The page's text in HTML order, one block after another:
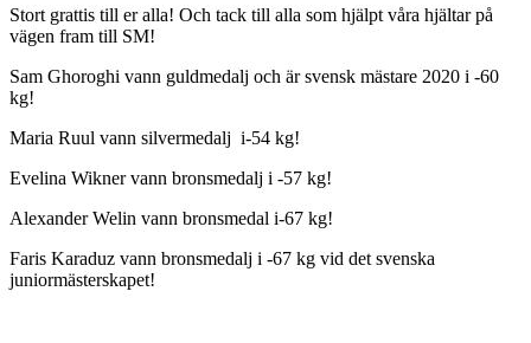
Stort grattis till er alla! Och tack till alla som hjälpt våra hjältar på
vägen fram till SM!
Sam Ghoroghi vann guldmedalj och är svensk mästare 2020 i -60
kg!
Maria Ruul vann silvermedalj i-54 kg!
Evelina Wikner vann bronsmedalj i -57 kg!
Alexander Welin vann bronsmedal i-67 kg!
Faris Karaduz vann bronsmedalj i -67 kg vid det svenska
juniormästerskapet!